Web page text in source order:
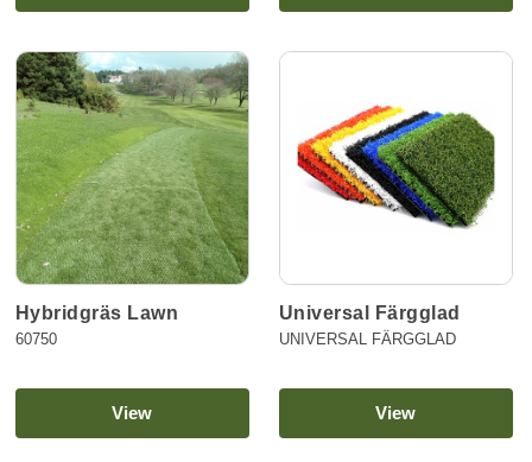
Hybridgräs Lawn
60750
View
Universal Färgglad
UNIVERSAL FÄRGGLAD
View